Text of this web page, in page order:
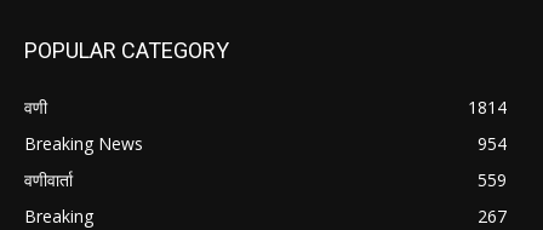
POPULAR CATEGORY
वणी
1814
Breaking News
954
वणीवार्ता
559
Breaking
267